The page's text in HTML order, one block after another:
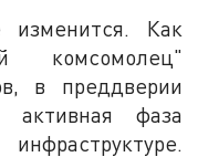
Как
комсомолец"
в преддверии
активная фаза